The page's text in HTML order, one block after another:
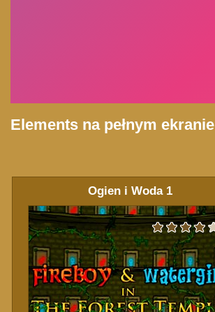
Elements na pełnym ekranie
Ogien i Woda 1